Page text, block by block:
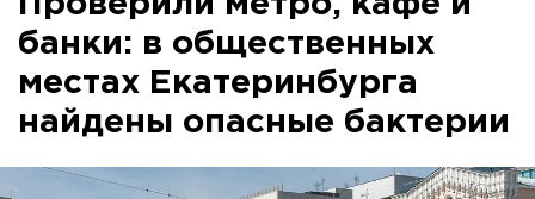
банки: в общественных
местах Екатеринбурга
найдены опасные бактерии